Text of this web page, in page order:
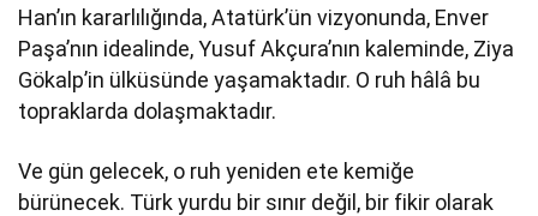
Han’ın kararlılığında, Atatürk’ün vizyonunda, Enver
Paşa’nın idealinde, Yusuf Akçura’nın kaleminde, Ziya
Gökalp’in ülküsünde yaşamaktadır. O ruh hâlâ bu
topraklarda dolaşmaktadır.
Ve gün gelecek, o ruh yeniden ete kemiğe
bürünecek. Türk yurdu bir sınır değil, bir fikir olarak